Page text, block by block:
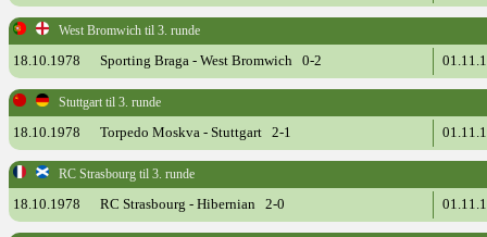
West Bromwich til 3. runde
18.10.1978 Sporting Braga - West Bromwich 0-2
Stuttgart til 3. runde
18.10.1978 Torpedo Moskva - Stuttgart 2-1
RC Strasbourg til 3. runde
18.10.1978 RC Strasbourg - Hibernian 2-0